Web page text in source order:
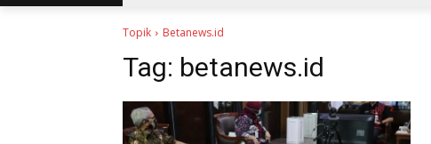
Topik Betanews.id
Tag: betanews.id